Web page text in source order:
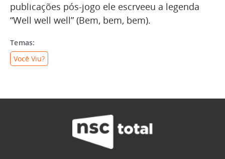
publicações pós-jogo ele escrveeu a legenda
“Well well well” (Bem, bem, bem).
Temas:
Você Viu?